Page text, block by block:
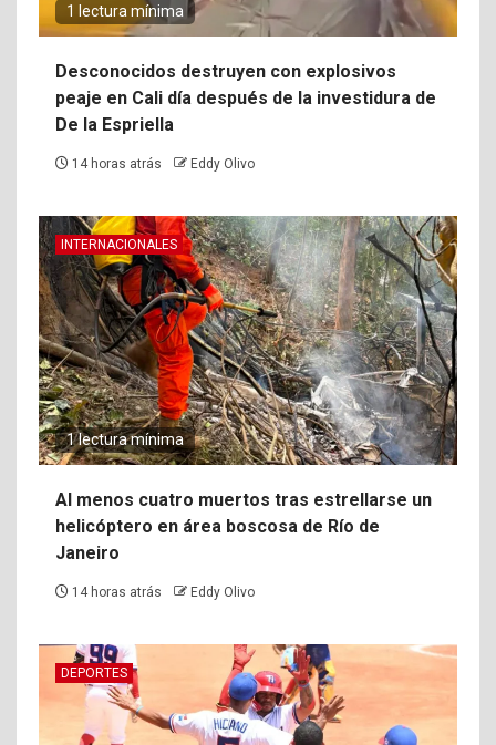
1 lectura mínima
Desconocidos destruyen con explosivos
peaje en Cali día después de la investidura de
De la Espriella
14 horas atrás Eddy Olivo
INTERNACIONALES
1 lectura mínima
Al menos cuatro muertos tras estrellarse un
helicóptero en área boscosa de Río de
Janeiro
14 horas atrás Eddy Olivo
DEPORTES